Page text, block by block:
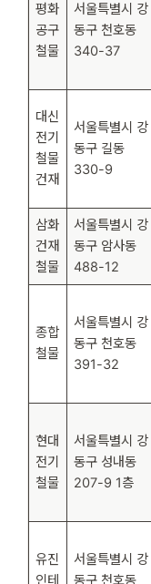
평화
공구
철물
서울특별시 강
동구 천호동
340-37
대신
전기
철물
건재
서울특별시 강
동구 길동
330-9
삼화
건재
철물
서울특별시 강
동구 암사동
488-12
종합
철물
서울특별시 강
동구 천호동
391-32
현대
전기
철물
서울특별시 강
동구 성내동
207-9 1층
유진
인테
서울특별시 강
동구 천호동